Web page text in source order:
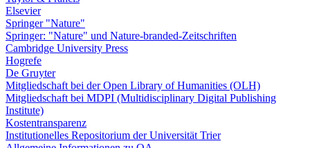
Elsevier
Springer "Nature"
Springer: "Nature" und Nature-branded-Zeitschriften
Cambridge University Press
Hogrefe
De Gruyter
Mitgliedschaft bei der Open Library of Humanities (OLH)
Mitgliedschaft bei MDPI (Multidisciplinary Digital Publishing
Institute)
Kostentransparenz
Institutionelles Repositorium der Universität Trier